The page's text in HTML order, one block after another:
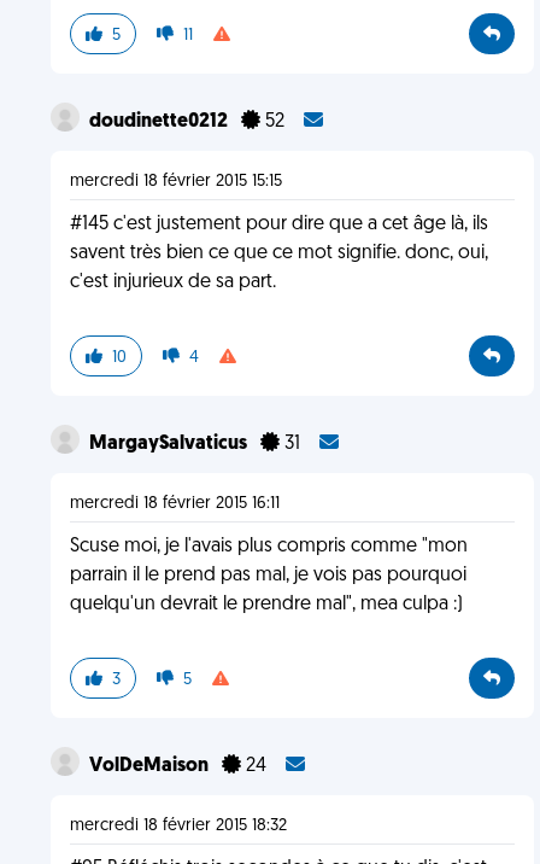
5 11
doudinette0212 52
mercredi 18 février 2015 15:15
#145 c'est justement pour dire que a cet âge là, ils
savent très bien ce que ce mot signifie. donc, oui,
c'est injurieux de sa part.
10 4
MargaySalvaticus 31
mercredi 18 février 2015 16:11
Scuse moi, je l'avais plus compris comme "mon
parrain il le prend pas mal, je vois pas pourquoi
quelqu'un devrait le prendre mal", mea culpa :)
3 5
VolDeMaison 24
mercredi 18 février 2015 18:32